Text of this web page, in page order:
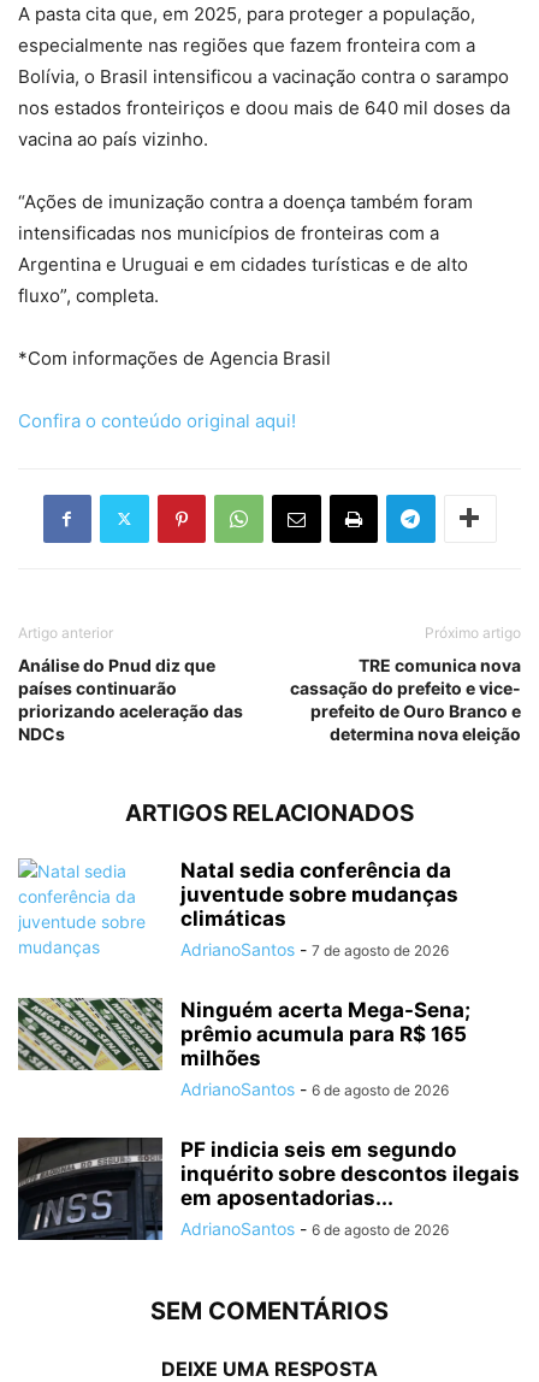
A pasta cita que, em 2025, para proteger a população,
especialmente nas regiões que fazem fronteira com a
Bolívia, o Brasil intensificou a vacinação contra o sarampo
nos estados fronteiriços e doou mais de 640 mil doses da
vacina ao país vizinho.
“Ações de imunização contra a doença também foram
intensificadas nos municípios de fronteiras com a
Argentina e Uruguai e em cidades turísticas e de alto
fluxo”, completa.
*Com informações de Agencia Brasil
Confira o conteúdo original aqui!
Artigo anterior
Análise do Pnud diz que
países continuarão
priorizando aceleração das
NDCs
Próximo artigo
TRE comunica nova
cassação do prefeito e vice-
prefeito de Ouro Branco e
determina nova eleição
ARTIGOS RELACIONADOS
Natal sedia conferência da
juventude sobre mudanças
climáticas
AdrianoSantos - 7 de agosto de 2026
Ninguém acerta Mega-Sena;
prêmio acumula para R$ 165
milhões
AdrianoSantos - 6 de agosto de 2026
PF indicia seis em segundo
inquérito sobre descontos ilegais
em aposentadorias...
AdrianoSantos - 6 de agosto de 2026
SEM COMENTÁRIOS
DEIXE UMA RESPOSTA